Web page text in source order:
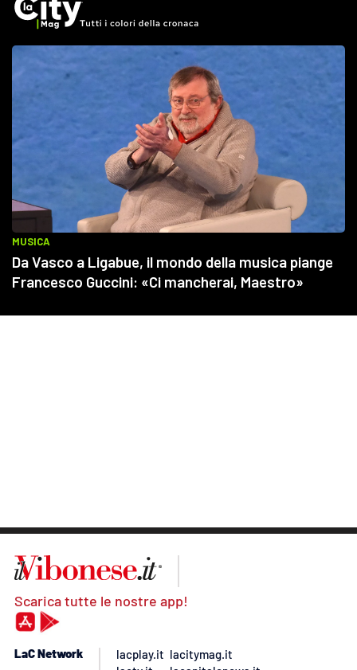
Scarica tutte le nostre app!
LaC Network
lacplay.it lacitymag.it